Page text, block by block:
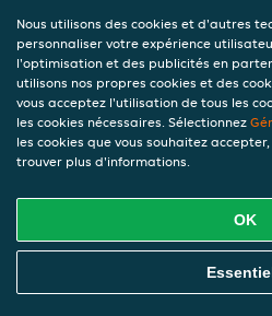
Nous utilisons des cookies et d'autres
personnaliser votre expérience
l'optimisation et des publicités en
utilisons nos propres cookies et des
vous acceptez l'utilisation de tous les
les cookies nécessaires. Sélectionnez
les cookies que vous souhaitez
trouver plus d'informations.
OK